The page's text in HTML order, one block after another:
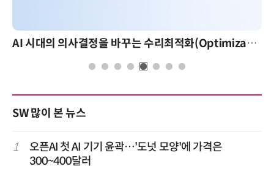
AI 시대의 의사결정을 바꾸는 수리최적화(Optimization): 실제 산업 적용 사례와 활용 전략
SW 많이 본 뉴스
1
오픈AI 첫 AI 기기 윤곽…'도넛 모양'에 가격은
300~400달러